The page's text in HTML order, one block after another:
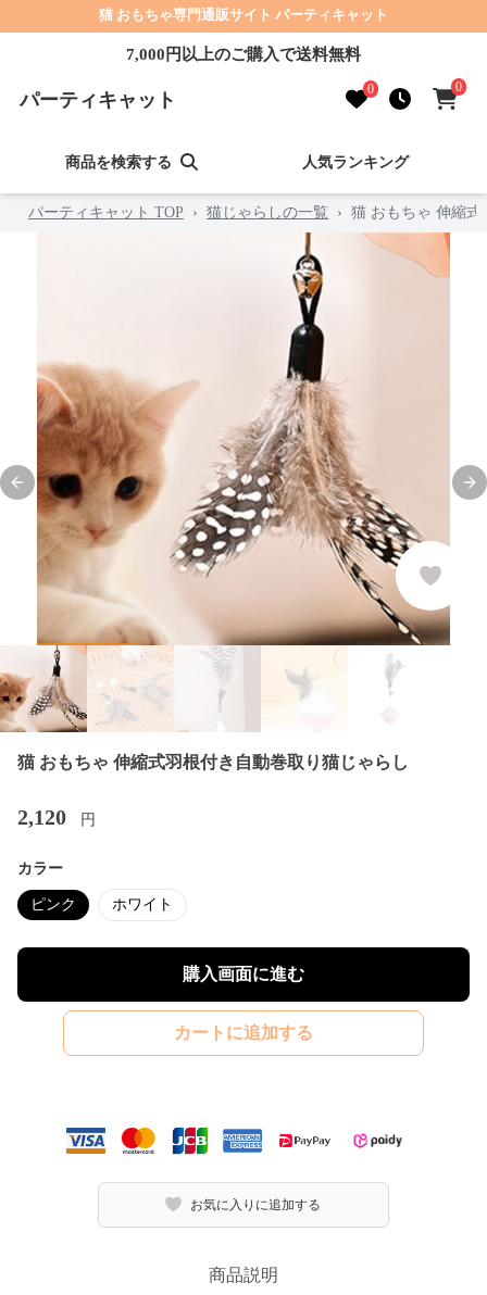
猫 おもちゃ専門通販サイト パーティキャット
7,000円以上のご購入で送料無料
パーティキャット 0 0
商品を検索する 人気ランキング
パーティキャット TOP › 猫じゃらしの一覧 › 猫 おもちゃ 伸縮式
Previous slide
猫 おもちゃ 伸縮式羽根付き自動巻取り猫じゃらし
2,120 円
カラー
ピンク ホワイト
購入画面に進む
カートに追加する
お気に入りに追加する
商品説明